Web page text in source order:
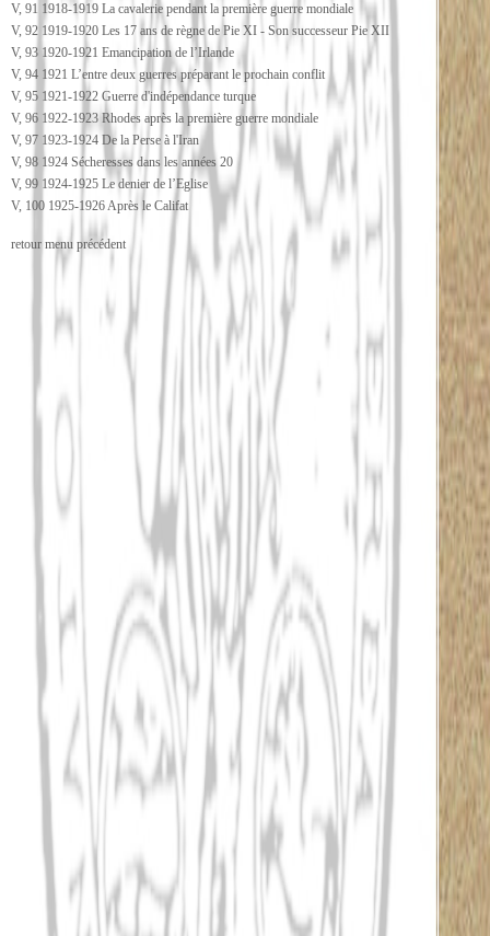
V, 91 1918-1919 La cavalerie pendant la première guerre mondiale
V, 92 1919-1920 Les 17 ans de règne de Pie XI - Son successeur Pie XII
V, 93 1920-1921 Emancipation de l’Irlande
V, 94 1921 L’entre deux guerres préparant le prochain conflit
V, 95 1921-1922 Guerre d'indépendance turque
V, 96 1922-1923 Rhodes après la première guerre mondiale
V, 97 1923-1924 De la Perse à l'Iran
V, 98 1924 Sécheresses dans les années 20
V, 99 1924-1925 Le denier de l’Eglise
V, 100 1925-1926 Après le Califat
retour menu précédent